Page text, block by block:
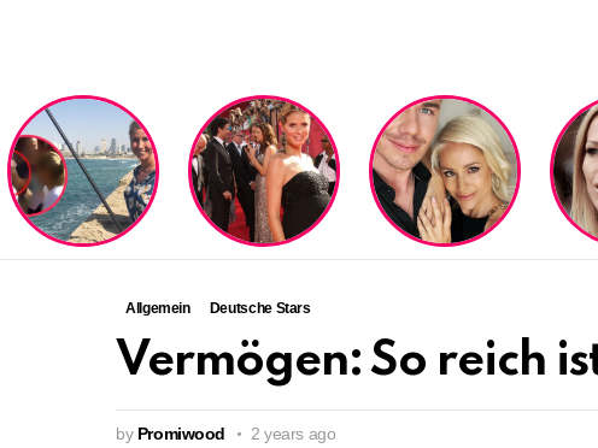
LATEST
STORIES
Allgemein Deutsche Stars
Vermögen: So reich
by Promiwood 2 years ago